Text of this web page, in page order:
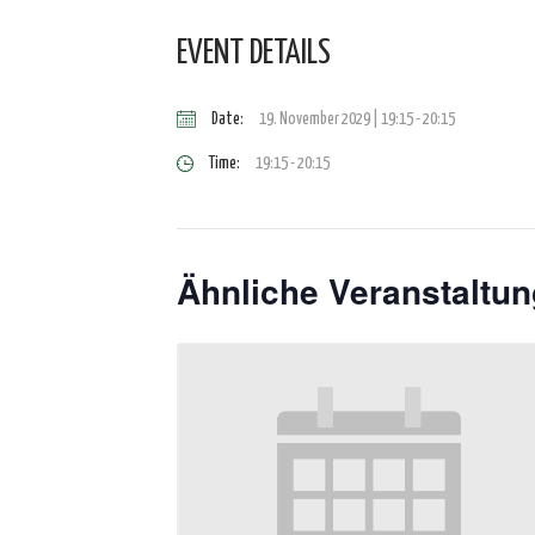
EVENT DETAILS
Date: 19. November 2029 | 19:15-20:15
Time: 19:15 - 20:15
Ähnliche